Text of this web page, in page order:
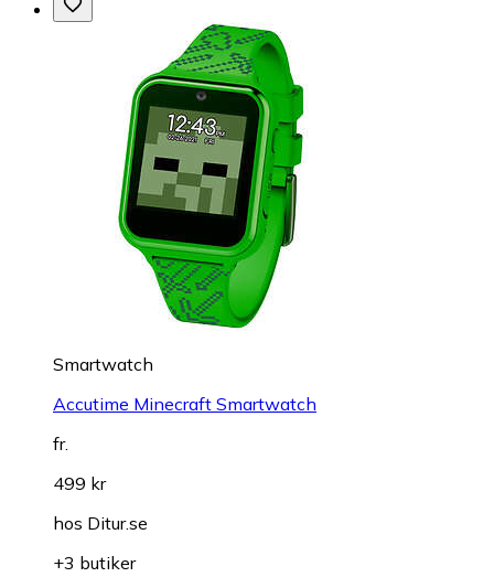
Smartwatch
Accutime Minecraft Smartwatch
fr.
499 kr
hos Ditur.se
+3 butiker